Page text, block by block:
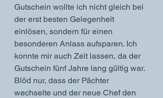
Gutschein wollte ich nicht gleich bei
der erst besten Gelegenheit
einlösen, sondern für einen
besonderen Anlass aufsparen. Ich
konnte mir auch Zeit lassen, da der
Gutschein fünf Jahre lang gültig war.
Blöd nur, dass der Pächter
wechselte und der neue Chef den